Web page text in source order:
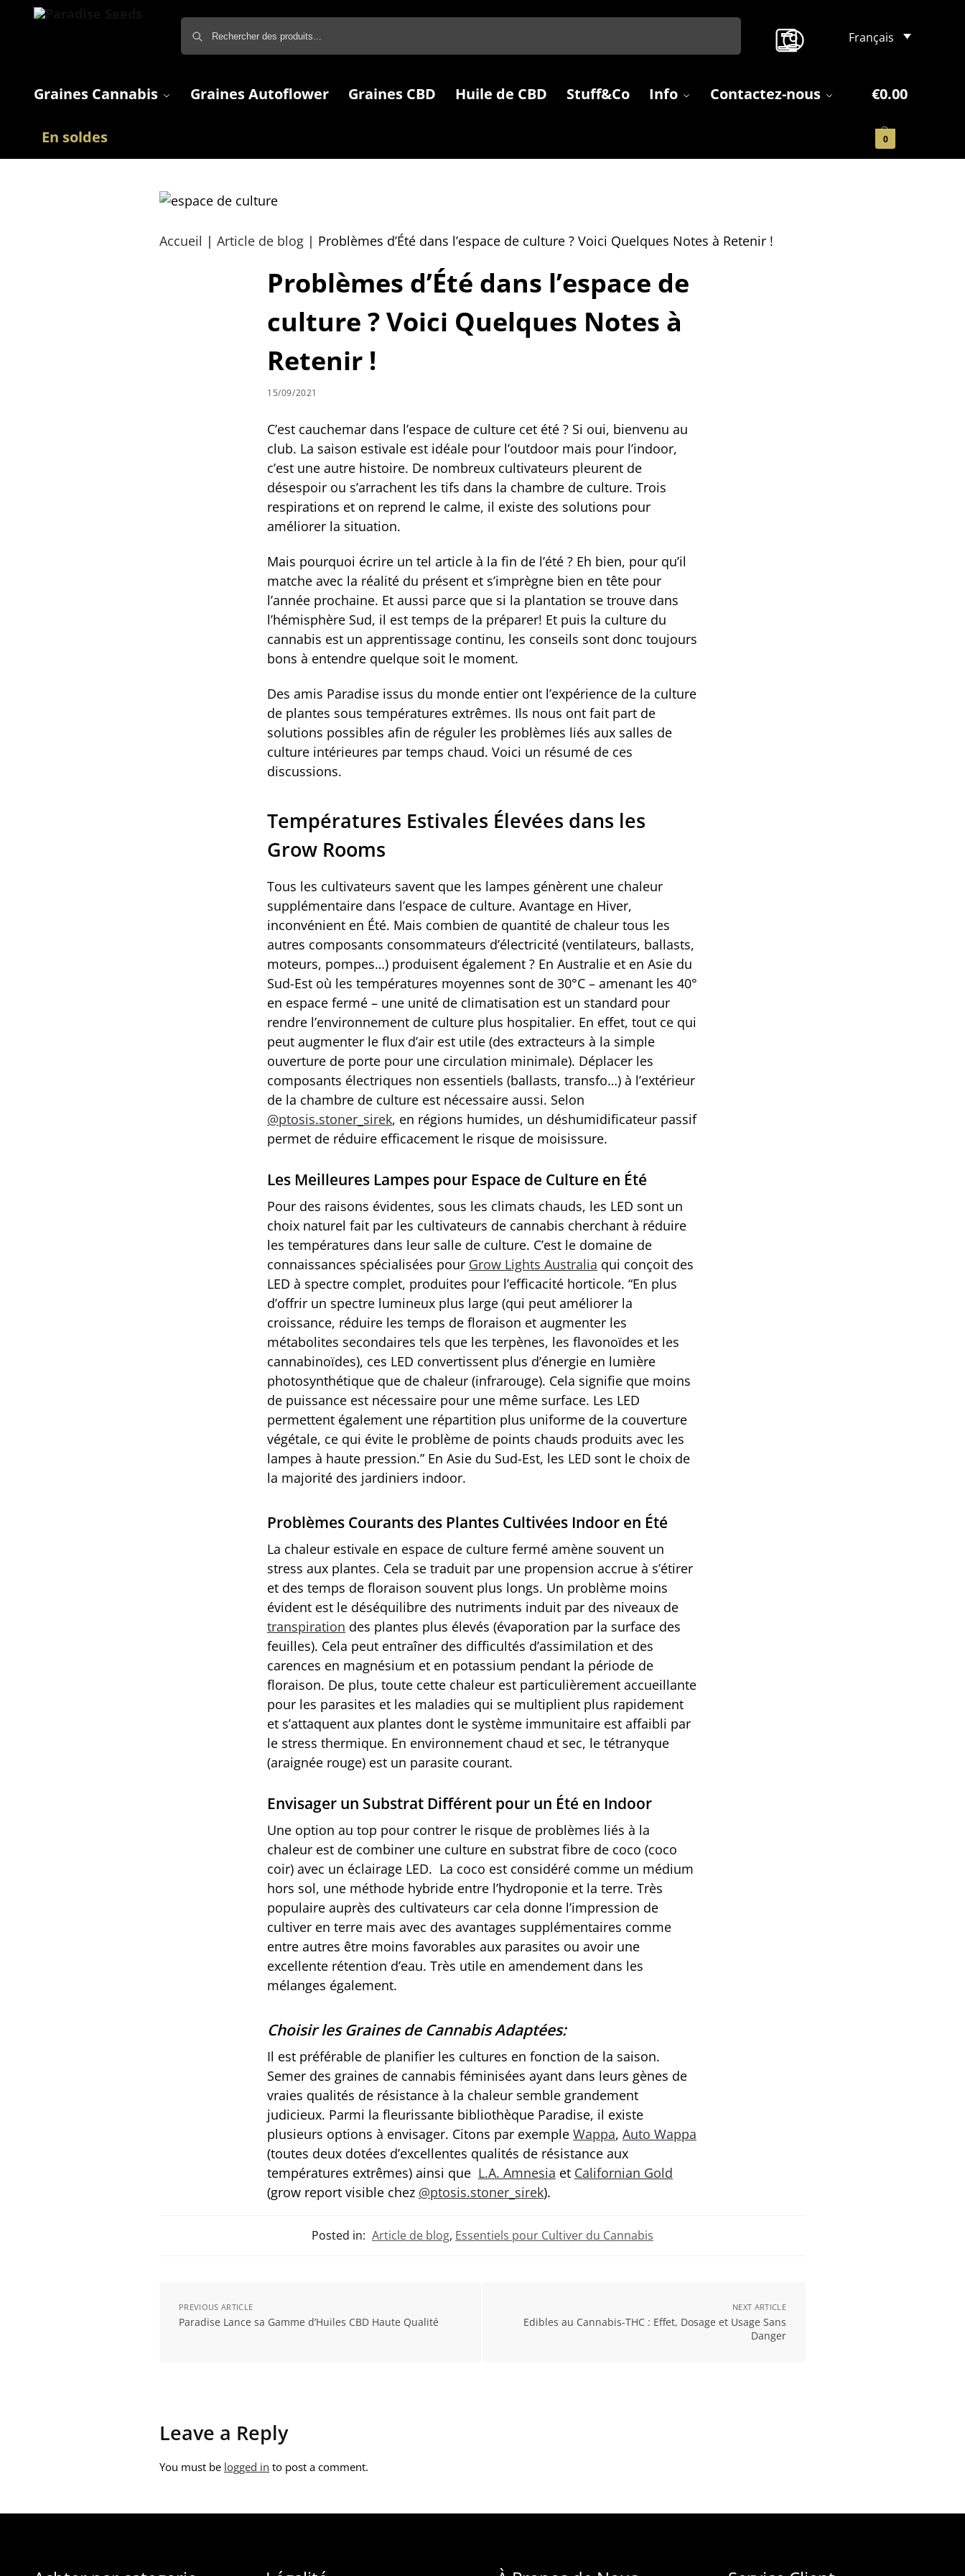
Français
Graines Cannabis Graines Autoflower Graines CBD Huile de CBD Stuff&Co Info Contactez-nous
En soldes
€0.00
0
Accueil |Article de blog | Problèmes d’Été dans l’espace de culture ? Voici Quelques Notes à Retenir !
Problèmes d’Été dans l’espace de
culture ? Voici Quelques Notes à
Retenir !
15/09/2021
C’est cauchemar dans l’espace de culture cet été ? Si oui, bienvenu au
club. La saison estivale est idéale pour l’outdoor mais pour l’indoor,
c’est une autre histoire. De nombreux cultivateurs pleurent de
désespoir ou s’arrachent les tifs dans la chambre de culture. Trois
respirations et on reprend le calme, il existe des solutions pour
améliorer la situation.
Mais pourquoi écrire un tel article à la fin de l’été ? Eh bien, pour qu’il
matche avec la réalité du présent et s’imprègne bien en tête pour
l’année prochaine. Et aussi parce que si la plantation se trouve dans
l’hémisphère Sud, il est temps de la préparer! Et puis la culture du
cannabis est un apprentissage continu, les conseils sont donc toujours
bons à entendre quelque soit le moment.
Des amis Paradise issus du monde entier ont l’expérience de la culture
de plantes sous températures extrêmes. Ils nous ont fait part de
solutions possibles afin de réguler les problèmes liés aux salles de
culture intérieures par temps chaud. Voici un résumé de ces
discussions.
Températures Estivales Élevées dans les
Grow Rooms
Tous les cultivateurs savent que les lampes génèrent une chaleur
supplémentaire dans l’espace de culture. Avantage en Hiver,
inconvénient en Été. Mais combien de quantité de chaleur tous les
autres composants consommateurs d’électricité (ventilateurs, ballasts,
moteurs, pompes…) produisent également ? En Australie et en Asie du
Sud-Est où les températures moyennes sont de 30°C – amenant les 40°
en espace fermé – une unité de climatisation est un standard pour
rendre l’environnement de culture plus hospitalier. En effet, tout ce qui
peut augmenter le flux d’air est utile (des extracteurs à la simple
ouverture de porte pour une circulation minimale). Déplacer les
composants électriques non essentiels (ballasts, transfo…) à l’extérieur
de la chambre de culture est nécessaire aussi. Selon
@ptosis.stoner_sirek, en régions humides, un déshumidificateur passif
permet de réduire efficacement le risque de moisissure.
Les Meilleures Lampes pour Espace de Culture en Été
Pour des raisons évidentes, sous les climats chauds, les LED sont un
choix naturel fait par les cultivateurs de cannabis cherchant à réduire
les températures dans leur salle de culture. C’est le domaine de
connaissances spécialisées pour Grow Lights Australia qui conçoit des
LED à spectre complet, produites pour l’efficacité horticole. “En plus
d’offrir un spectre lumineux plus large (qui peut améliorer la
croissance, réduire les temps de floraison et augmenter les
métabolites secondaires tels que les terpènes, les flavonoïdes et les
cannabinoïdes), ces LED convertissent plus d’énergie en lumière
photosynthétique que de chaleur (infrarouge). Cela signifie que moins
de puissance est nécessaire pour une même surface. Les LED
permettent également une répartition plus uniforme de la couverture
végétale, ce qui évite le problème de points chauds produits avec les
lampes à haute pression.” En Asie du Sud-Est, les LED sont le choix de
la majorité des jardiniers indoor.
Problèmes Courants des Plantes Cultivées Indoor en Été
La chaleur estivale en espace de culture fermé amène souvent un
stress aux plantes. Cela se traduit par une propension accrue à s’étirer
et des temps de floraison souvent plus longs. Un problème moins
évident est le déséquilibre des nutriments induit par des niveaux de
transpiration des plantes plus élevés (évaporation par la surface des
feuilles). Cela peut entraîner des difficultés d’assimilation et des
carences en magnésium et en potassium pendant la période de
floraison. De plus, toute cette chaleur est particulièrement accueillante
pour les parasites et les maladies qui se multiplient plus rapidement
et s’attaquent aux plantes dont le système immunitaire est affaibli par
le stress thermique. En environnement chaud et sec, le tétranyque
(araignée rouge) est un parasite courant.
Envisager un Substrat Différent pour un Été en Indoor
Une option au top pour contrer le risque de problèmes liés à la
chaleur est de combiner une culture en substrat fibre de coco (coco
coir) avec un éclairage LED. La coco est considéré comme un médium
hors sol, une méthode hybride entre l’hydroponie et la terre. Très
populaire auprès des cultivateurs car cela donne l’impression de
cultiver en terre mais avec des avantages supplémentaires comme
entre autres être moins favorables aux parasites ou avoir une
excellente rétention d’eau. Très utile en amendement dans les
mélanges également.
Choisir les Graines de Cannabis Adaptées:
Il est préférable de planifier les cultures en fonction de la saison.
Semer des graines de cannabis féminisées ayant dans leurs gènes de
vraies qualités de résistance à la chaleur semble grandement
judicieux. Parmi la fleurissante bibliothèque Paradise, il existe
plusieurs options à envisager. Citons par exemple Wappa, Auto Wappa
(toutes deux dotées d’excellentes qualités de résistance aux
températures extrêmes) ainsi que L.A. Amnesia et Californian Gold
(grow report visible chez @ptosis.stoner_sirek).
Posted in: Article de blog, Essentiels pour Cultiver du Cannabis
PREVIOUS ARTICLE
Paradise Lance sa Gamme d’Huiles CBD Haute Qualité
NEXT ARTICLE
Edibles au Cannabis-THC : Effet, Dosage et Usage Sans
Danger
Leave a Reply
You must be logged in to post a comment.